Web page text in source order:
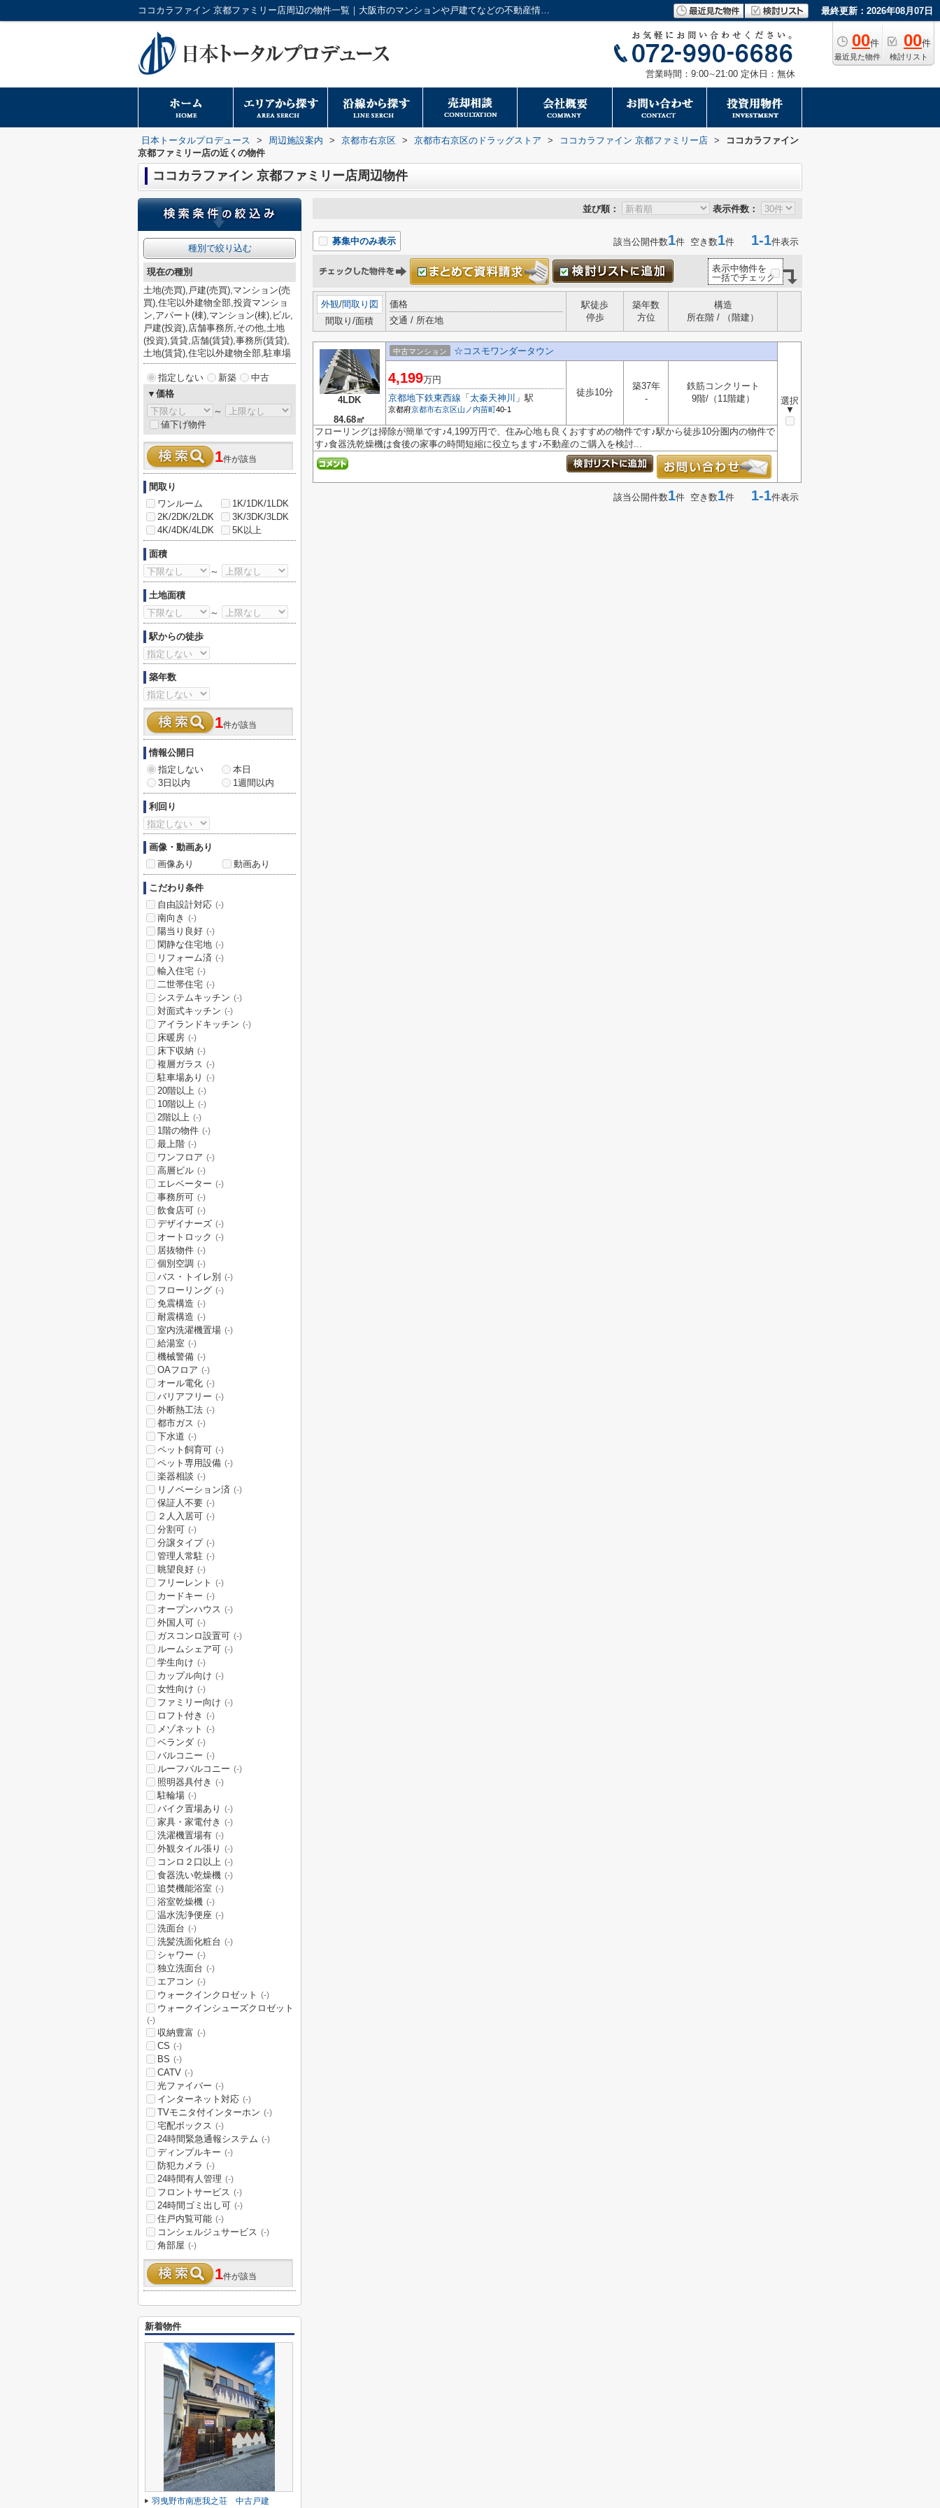
ココカラファイン 京都ファミリー店周辺の物件一覧｜大阪市のマンションや戸建てなどの不動産情報は日本トータルプロデュースへ 最終更新：2026年08月07日
00件
最近見た物件
00件
検討リスト
営業時間：9:00∼21:00 定休日：無休
日本トータルプロデュース > 周辺施設案内 > 京都市右京区 > 京都市右京区のドラッグストア > ココカラファイン 京都ファミリー店 >
ココカラファイン
京都ファミリー店の近くの物件
ココカラファイン 京都ファミリー店周辺物件
並び順： 表示件数：
募集中のみ表示 該当公開件数1件 空き数1件 1-1件表示
表示中物件を
一括でチェック
外観/間取り図
間取り/面積
価格
交通 / 所在地
駅徒歩
停歩
築年数
方位
構造
所在階 / （階建）
4LDK
84.68㎡
中古マンション ☆コスモワンダータウン
選択
▼
4,199万円
京都地下鉄東西線 「 太秦天神川 」駅
京都府京都市右京区山ノ内苗町40-1
徒歩10分
築37年
-
鉄筋コンクリート
9階/（11階建）
フローリングは掃除が簡単です♪4,199万円で、住み心地も良くおすすめの物件です♪駅から徒歩10分圏内の物件で
す♪食器洗乾燥機は食後の家事の時間短縮に役立ちます♪不動産のご購入を検討...
該当公開件数1件 空き数1件 1-1件表示
種別で絞り込む
現在の種別
土地(売買),戸建(売買),マンション(売
買),住宅以外建物全部,投資マンショ
ン,アパート(棟),マンション(棟),ビル,
戸建(投資),店舗事務所,その他,土地
(投資),賃貸,店舗(賃貸),事務所(賃貸),
土地(賃貸),住宅以外建物全部,駐車場
指定しない 新築
中古
▼価格
～
値下げ物件
1件が該当
間取り
ワンルーム
1K/1DK/1LDK
2K/2DK/2LDK
3K/3DK/3LDK
4K/4DK/4LDK
5K以上
面積
～
土地面積
～
駅からの徒歩
築年数
1件が該当
情報公開日
指定しない
本日
3日以内
1週間以内
利回り
画像・動画あり
画像あり
動画あり
こだわり条件
自由設計対応 (-)
南向き (-)
陽当り良好 (-)
閑静な住宅地 (-)
リフォーム済 (-)
輸入住宅 (-)
二世帯住宅 (-)
システムキッチン (-)
対面式キッチン (-)
アイランドキッチン (-)
床暖房 (-)
床下収納 (-)
複層ガラス (-)
駐車場あり (-)
20階以上 (-)
10階以上 (-)
2階以上 (-)
1階の物件 (-)
最上階 (-)
ワンフロア (-)
高層ビル (-)
エレベーター (-)
事務所可 (-)
飲食店可 (-)
デザイナーズ (-)
オートロック (-)
居抜物件 (-)
個別空調 (-)
バス・トイレ別 (-)
フローリング (-)
免震構造 (-)
耐震構造 (-)
室内洗濯機置場 (-)
給湯室 (-)
機械警備 (-)
OAフロア (-)
オール電化 (-)
バリアフリー (-)
外断熱工法 (-)
都市ガス (-)
下水道 (-)
ペット飼育可 (-)
ペット専用設備 (-)
楽器相談 (-)
リノベーション済 (-)
保証人不要 (-)
２人入居可 (-)
分割可 (-)
分譲タイプ (-)
管理人常駐 (-)
眺望良好 (-)
フリーレント (-)
カードキー (-)
オープンハウス (-)
外国人可 (-)
ガスコンロ設置可 (-)
ルームシェア可 (-)
学生向け (-)
カップル向け (-)
女性向け (-)
ファミリー向け (-)
ロフト付き (-)
メゾネット (-)
ベランダ (-)
バルコニー (-)
ルーフバルコニー (-)
照明器具付き (-)
駐輪場 (-)
バイク置場あり (-)
家具・家電付き (-)
洗濯機置場有 (-)
外観タイル張り (-)
コンロ２口以上 (-)
食器洗い乾燥機 (-)
追焚機能浴室 (-)
浴室乾燥機 (-)
温水洗浄便座 (-)
洗面台 (-)
洗髪洗面化粧台 (-)
シャワー (-)
独立洗面台 (-)
エアコン (-)
ウォークインクロゼット (-)
ウォークインシューズクロゼット
(-)
収納豊富 (-)
CS (-)
BS (-)
CATV (-)
光ファイバー (-)
インターネット対応 (-)
TVモニタ付インターホン (-)
宅配ボックス (-)
24時間緊急通報システム (-)
ディンプルキー (-)
防犯カメラ (-)
24時間有人管理 (-)
フロントサービス (-)
24時間ゴミ出し可 (-)
住戸内覧可能 (-)
コンシェルジュサービス (-)
角部屋 (-)
1件が該当
新着物件
羽曳野市南恵我之荘 中古戸建